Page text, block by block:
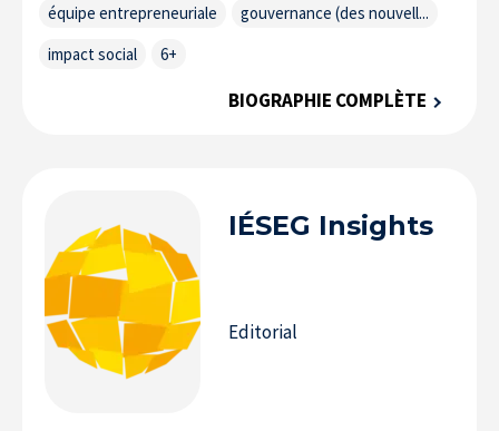
équipe entrepreneuriale
gouvernance (des nouvell...
impact social
6+
BIOGRAPHIE COMPLÈTE
IÉSEG Insights
Editorial